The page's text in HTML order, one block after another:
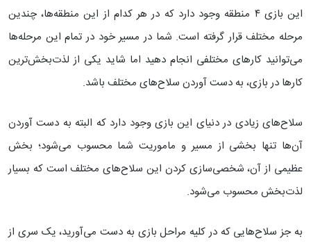
این بازی ۴ منطقه وجود دارد که در هر کدام از این منطقه‌ها، چندین
مرحله مختلف قرار گرفته است. شما در مسیر خود در تمام این مرحله‌ها
می‌توانید کارهای مختلفی انجام دهید اما شاید یکی از لذت‌بخش‌ترین
کارها در بازی، به دست آوردن سلاح‌های مختلف باشد.
سلاح‌های زیادی در دنیای این بازی وجود دارد که البته به دست آوردن
آن‌ها تنها بخشی از مسیر و ماموریت شما محسوب می‌شود؛ بخش
عظیمی از آن، شخصی‌سازی کردن این سلاح‌های مختلف است که بسیار
لذت‌بخش محسوب می‌شود.
به جز سلاح‌هایی که در کلیه مراحل بازی به دست می‌آورید، یک سری از